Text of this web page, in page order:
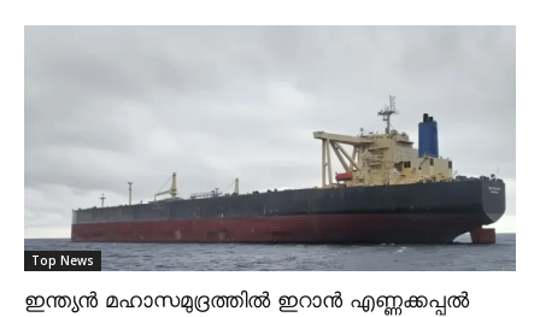
Top News
ഇന്ത്യൻ മഹാസമുദ്രത്തിൽ ഇറാൻ എണ്ണക്കപ്പൽ